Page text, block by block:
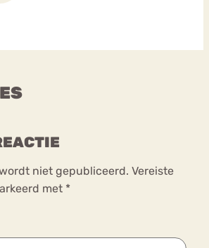
niet gepubliceerd. Vereiste
met *